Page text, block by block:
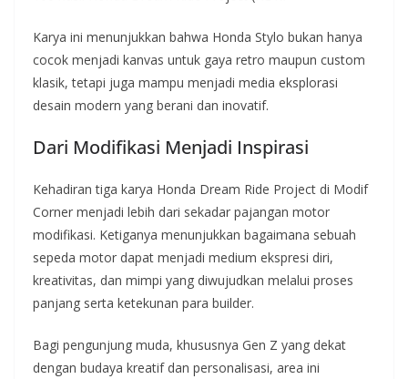
Karya ini menunjukkan bahwa Honda Stylo bukan hanya
cocok menjadi kanvas untuk gaya retro maupun custom
klasik, tetapi juga mampu menjadi media eksplorasi
desain modern yang berani dan inovatif.
Dari Modifikasi Menjadi Inspirasi
Kehadiran tiga karya Honda Dream Ride Project di Modif
Corner menjadi lebih dari sekadar pajangan motor
modifikasi. Ketiganya menunjukkan bagaimana sebuah
sepeda motor dapat menjadi medium ekspresi diri,
kreativitas, dan mimpi yang diwujudkan melalui proses
panjang serta ketekunan para builder.
Bagi pengunjung muda, khususnya Gen Z yang dekat
dengan budaya kreatif dan personalisasi, area ini